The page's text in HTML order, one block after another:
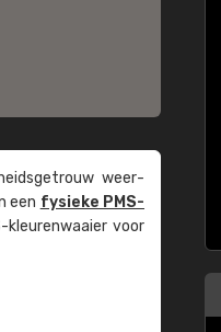
weer­
een fysieke PMS-
voor